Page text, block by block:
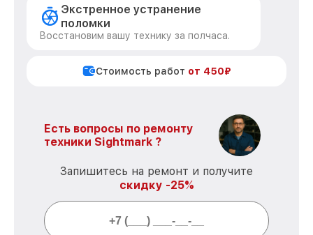
Экстренное устранение
поломки
Восстановим вашу технику за полчаса.
Стоимость работ от 450₽
Есть вопросы по ремонту
техники Sightmark ?
Запишитесь на ремонт и получите
скидку -25%